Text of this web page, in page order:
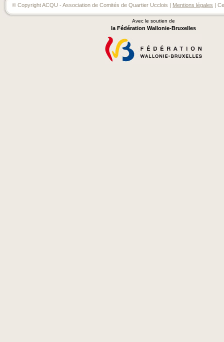
© Copyright ACQU - Association de Comités de Quartier Ucclois | Mentions légales |
Avec le soutien de
la Fédération Wallonie-Bruxelles